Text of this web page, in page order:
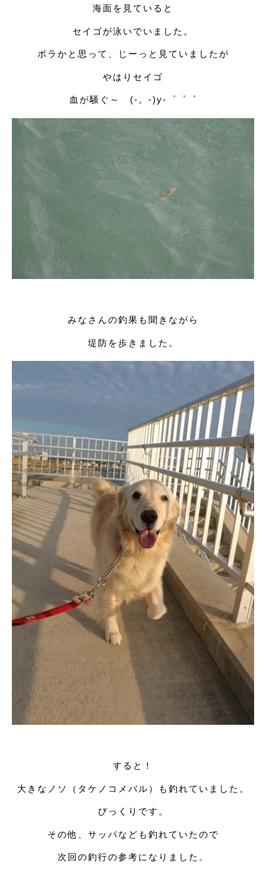
海面を見ていると
セイゴが泳いでいました。
ボラかと思って、じーっと見ていましたが
やはりセイゴ
血が騒ぐ～ (-。-)y-゜゜゜
みなさんの釣果も聞きながら
堤防を歩きました。
すると！
大きなノソ（タケノコメバル）も釣れていました。
びっくりです。
その他、サッパなども釣れていたので
次回の釣行の参考になりました。